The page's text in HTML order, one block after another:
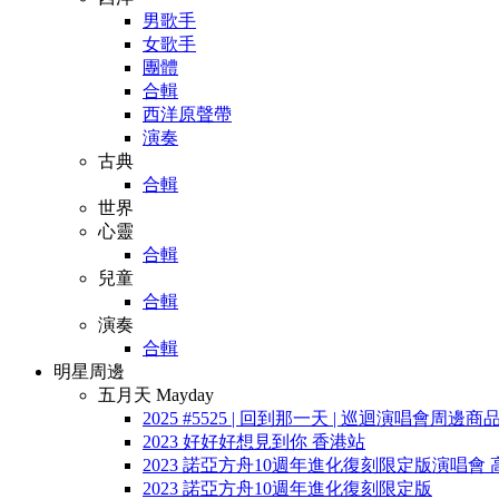
男歌手
女歌手
團體
合輯
西洋原聲帶
演奏
古典
合輯
世界
心靈
合輯
兒童
合輯
演奏
合輯
明星周邊
五月天 Mayday
2025 #5525 | 回到那一天 | 巡迴演唱會周邊商品
2023 好好好想見到你 香港站
2023 諾亞方舟10週年進化復刻限定版演唱會
2023 諾亞方舟10週年進化復刻限定版